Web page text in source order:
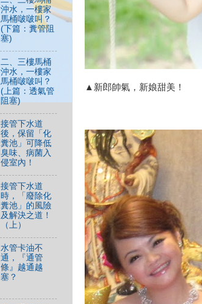
▲新郎帥氣，新娘甜美！
沖水，一樓家
馬桶啵啵叫？
(下篇：糞管阻
塞)
二、三樓馬桶
沖水，一樓家
馬桶啵啵叫？
(上篇：透氣管
阻塞)
接管下水道
後，保留「化
糞池」可降低
臭味、病菌入
侵室內！
接管下水道
時，「廢除化
糞池」的風險
及解決之道！
（上）
水管卡油不
通，『通管
條』越通越
塞？